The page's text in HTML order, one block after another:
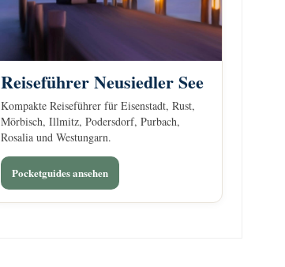
Reiseführer Neusiedler See
Kompakte Reiseführer für Eisenstadt, Rust,
Mörbisch, Illmitz, Podersdorf, Purbach,
Rosalia und Westungarn.
Pocketguides ansehen